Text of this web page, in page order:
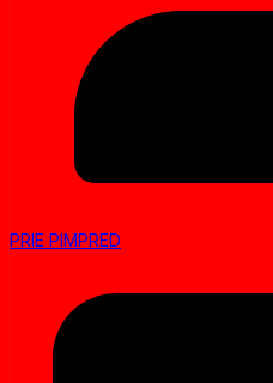
PRIE PIMPRED